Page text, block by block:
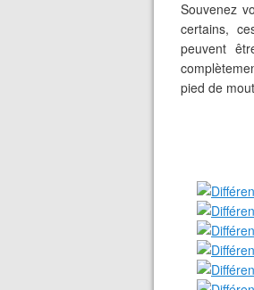
Souvenez
certains,
peuvent
pied de